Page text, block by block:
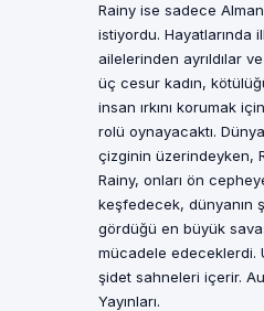
Rainy ise sadece
istiyordu. Hayatlarında
ailelerinden ayrıldılar
üç cesur kadın,
insan ırkını korumak
rolü oynayacaktı.
çizginin üzerindeyken,
Rainy, onları ön
keşfedecek, dünyanın
gördüğü en büyük
mücadele edeceklerdi.
şidet sahneleri içerir.
Yayınları.